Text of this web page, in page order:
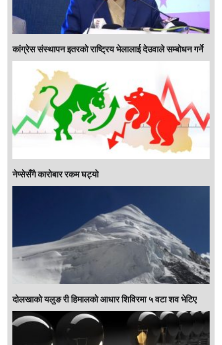
कांग्रेस संस्थापन इतरको राष्ट्रिय भेलालाई देउवाले सम्बोधन गर्ने
नेप्सेसँगै काराेबार रकम घट्याे
दोलखाको यलुङ री हिमालको आधार शिविरमा ५ वटा शव भेटिए